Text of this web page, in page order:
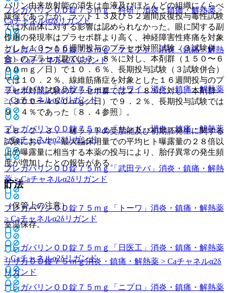
プレガバリンＯＤ錠７５ｍｇ「科研」消炎・鎮痛・解熱薬 >
Caチャネルα2δリガンド
プレガバリンＯＤ錠７５ｍｇ「ケミファ」消炎・鎮痛・解熱
薬 > Caチャネルα2δリガンド
プレガバリンＯＤ錠７５ｍｇ「サワイ」 消炎・鎮痛・解熱薬
> Caチャネルα2δリガンド
プレガバリンＯＤ錠７５ｍｇ「サンド」消炎・鎮痛・解熱薬
> Caチャネルα2δリガンド
プレガバリンＯＤ錠７５ｍｇ「武田テバ」 消炎・鎮痛・解熱
薬 > Caチャネルα2δリガンド
プレガバリンＯＤ錠７５ｍｇ「トーワ」 消炎・鎮痛・解熱薬
> Caチャネルα2δリガンド
プレガバリンＯＤ錠７５ｍｇ「日医工」 消炎・鎮痛・解熱薬
> Caチャネルα2δリガンド
プレガバリンＯＤ錠７５ｍｇ「ニプロ」 消炎・鎮痛・解熱薬
バリン由来放射能の消失は血液及びほとんどの組織にくらべ
緩徐であったが、ラット１３及び５２週間反復投与毒性試験
では水晶体に対する影響は認められなかった。眼に関する副
作用の発現率はプラセボ群より高く、神経障害性疼痛を対象
とした１３〜１６週間投与のプラセボ対照試験（３試験併
合）のプラセボ群では３．８％に対し、本剤群（１５０〜６
００ｍｇ／日）で１０．６％、長期投与試験（３試験併合）
では１０．２％、線維筋痛症を対象とした１６週間投与のプ
ラセボ対照試験のプラセボ群では２．８％に対し、本剤群
（３００〜４５０ｍｇ／日）で９．２％、長期投与試験では
９．４％であった〔８．４参照〕。
１５．２．３． 雄ラットの受胎能及び初期胚発生に関する
試験において、最大臨床用量での平均ヒト曝露量の２８倍以
上の曝露量に相当する本薬の投与により、胎仔異常の発生頻
度が増加したとの報告がある。
貯法
（保管上の注意）
室温保存。
リリカＯＤ錠７５ｍｇ消炎・鎮痛・解熱薬 > Caチャネルα2δ
リガンド